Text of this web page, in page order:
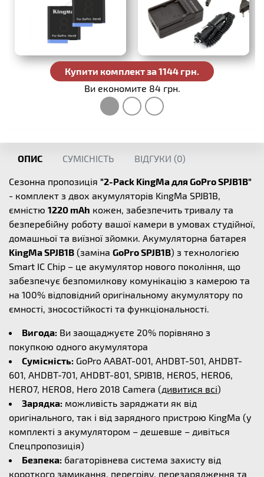
Купити комплект за 1144 грн.
Ви економите 84 грн.
ОПИС СУМІСНІСТЬ ВІДГУКИ (0)
Сезонна пропозиція "2-Pack KingMa для GoPro SPJB1B"
- комплект з двох акумуляторів KingMa SPJB1B,
ємністю 1220 mAh кожен, забезпечить тривалу та
безперебійну роботу вашої камери в умовах студійної,
домашньої та виїзної зйомки. Акумуляторна батарея
KingMa SPJB1B (заміна GoPro SPJB1B) з технологією
Smart IC Chip – це акумулятор нового покоління, що
забезпечує безпомилкову комунікацію з камерою та
на 100% відповідний оригінальному акумулятору по
ємності, зносостійкості та функціональності.
Вигода: Ви заощаджуєте 20% порівняно з
покупкою одного акумулятора
Сумісність: GoPro AABAT-001, AHDBT-501, AHDBT-
601, AHDBT-701, AHDBT-801, SPJB1B, HERO5, HERO6,
HERO7, HERO8, Hero 2018 Camera (дивитися всі)
Зарядка: можливість заряджати як від
оригінального, так і від зарядного пристрою KingMa (у
комплекті з акумулятором – дешевше – дивіться
Спецпропозиція)
Безпека: багаторівнева система захисту від
короткого замикання, перегріву, перезарядження та